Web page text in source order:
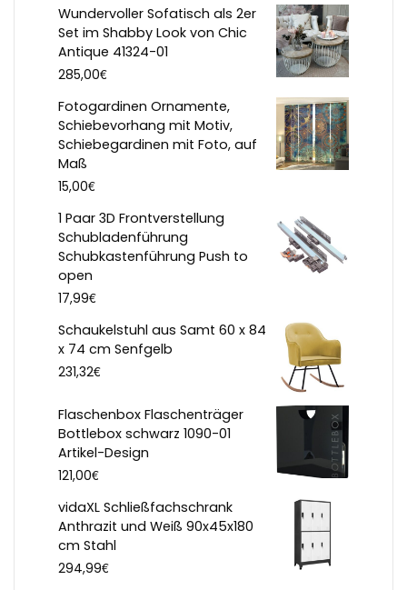
Wundervoller Sofatisch als 2er
Set im Shabby Look von Chic
Antique 41324-01
285,00€
Fotogardinen Ornamente,
Schiebevorhang mit Motiv,
Schiebegardinen mit Foto, auf
Maß
15,00€
1 Paar 3D Frontverstellung
Schubladenführung
Schubkastenführung Push to
open
17,99€
Schaukelstuhl aus Samt 60 x 84
x 74 cm Senfgelb
231,32€
Flaschenbox Flaschenträger
Bottlebox schwarz 1090-01
Artikel-Design
121,00€
vidaXL Schließfachschrank
Anthrazit und Weiß 90x45x180
cm Stahl
294,99€